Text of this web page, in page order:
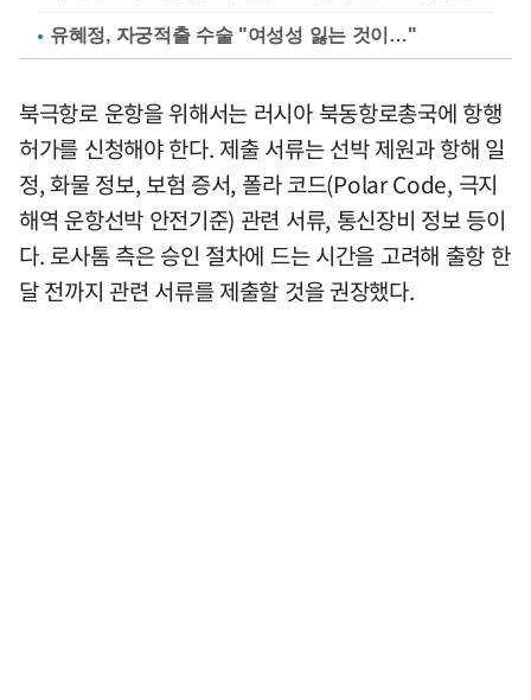
유혜정, 자궁적출 수술 "여성성 잃는 것이…"
북극항로 운항을 위해서는 러시아 북동항로총국에 항행
허가를 신청해야 한다. 제출 서류는 선박 제원과 항해 일
정, 화물 정보, 보험 증서, 폴라 코드(Polar Code, 극지
해역 운항선박 안전기준) 관련 서류, 통신장비 정보 등이
다. 로사톰 측은 승인 절차에 드는 시간을 고려해 출항 한
달 전까지 관련 서류를 제출할 것을 권장했다.